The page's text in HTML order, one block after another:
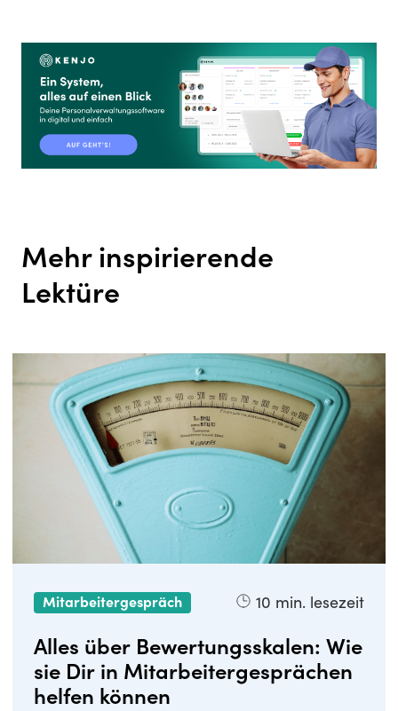
Mehr inspirierende
Lektüre
Mitarbeitergespräch 10 min. lesezeit
Alles über Bewertungsskalen: Wie
sie Dir in Mitarbeitergesprächen
helfen können